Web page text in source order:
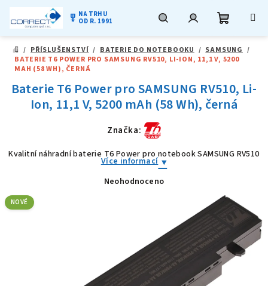
obsah
military_tech NA TRHU
OD R. 1991
DOMŮ
/ PŘÍSLUŠENSTVÍ / BATERIE DO NOTEBOOKU / SAMSUNG /
BATERIE T6 POWER PRO SAMSUNG RV510, LI-ION, 11,1 V, 5200
MAH (58 WH), ČERNÁ
Baterie T6 Power pro SAMSUNG RV510, Li-
Ion, 11,1 V, 5200 mAh (58 Wh), černá
Značka:
Kvalitní náhradní baterie T6 Power pro notebook SAMSUNG RV510
Více informací
Průměrné
Neohodnoceno
NOVÉ